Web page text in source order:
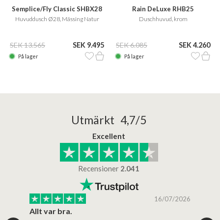
Semplice/Fly Classic SHBX28
Huvuddusch Ø28, Mässing Natur
SEK 13.565 SEK 9.495
På lager
Rain DeLuxe RHB25
Duschhuvud, krom
SEK 6.085 SEK 4.260
På lager
Utmärkt 4,7/5
Excellent
Recensioner 2.041
16/07/2026
Allt var bra.